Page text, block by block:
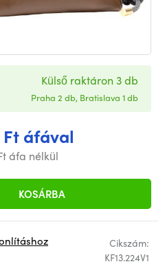
Ft áfával
áfa nélkül
KOSÁRBA
Külső raktáron 3 db
Praha 2 db, Bratislava 1 db
Cikszám:
KF13.224V1